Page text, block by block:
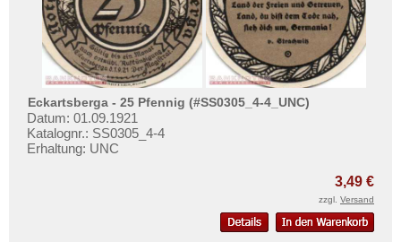
Leopoldshall
Leutenberg
Leutkirch
Leverkusen
Lichtenfels a. Main
Lichtenhorst
Eckartsberga - 25 Pfennig (#SS0305_4-4_UNC)
Datum: 01.09.1921
Katalognr.: SS0305_4-4
Erhaltung: UNC
3,49 €
zzgl. Versand